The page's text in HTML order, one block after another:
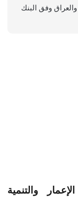
وفق البنك
والتنمية